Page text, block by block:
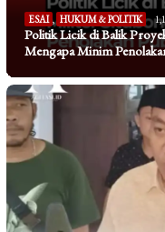
ESAI , HUKUM & POLITIK
Politik Licik di Balik
Mengapa Minim